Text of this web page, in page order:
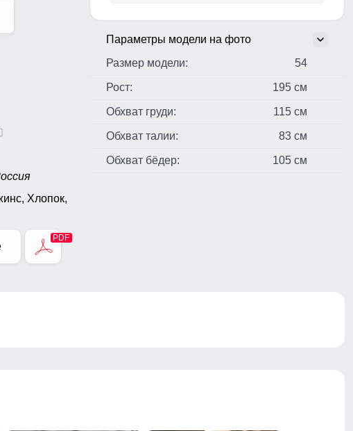
Хлопок,
Параметры модели на фото
Размер модели:
54
Рост: 195 см
Обхват груди: 115 см
Обхват талии: 83 см
Обхват бёдер: 105 см